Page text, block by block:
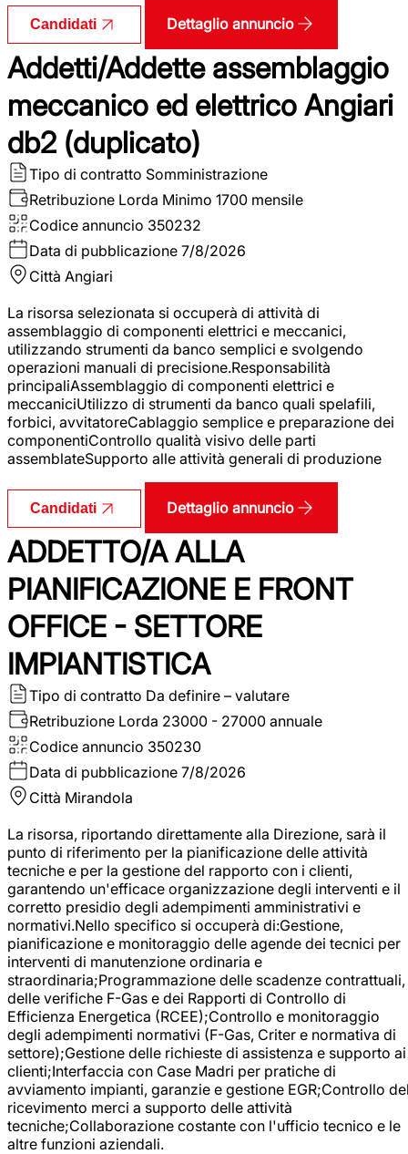
Candidati Dettaglio annuncio
Addetti/Addette assemblaggio
meccanico ed elettrico Angiari
db2 (duplicato)
Tipo di contratto Somministrazione
Retribuzione Lorda Minimo 1700 mensile
Codice annuncio 350232
Data di pubblicazione 7/8/2026
Città Angiari
La risorsa selezionata si occuperà di attività di
assemblaggio di componenti elettrici e meccanici,
utilizzando strumenti da banco semplici e svolgendo
operazioni manuali di precisione.Responsabilità
principaliAssemblaggio di componenti elettrici e
meccaniciUtilizzo di strumenti da banco quali spelafili,
forbici, avvitatoreCablaggio semplice e preparazione dei
componentiControllo qualità visivo delle parti
assemblateSupporto alle attività generali di produzione
Candidati Dettaglio annuncio
ADDETTO/A ALLA
PIANIFICAZIONE E FRONT
OFFICE - SETTORE
IMPIANTISTICA
Tipo di contratto Da definire – valutare
Retribuzione Lorda 23000 - 27000 annuale
Codice annuncio 350230
Data di pubblicazione 7/8/2026
Città Mirandola
La risorsa, riportando direttamente alla Direzione, sarà il
punto di riferimento per la pianificazione delle attività
tecniche e per la gestione del rapporto con i clienti,
garantendo un'efficace organizzazione degli interventi e il
corretto presidio degli adempimenti amministrativi e
normativi.Nello specifico si occuperà di:Gestione,
pianificazione e monitoraggio delle agende dei tecnici per
interventi di manutenzione ordinaria e
straordinaria;Programmazione delle scadenze contrattuali,
delle verifiche F-Gas e dei Rapporti di Controllo di
Efficienza Energetica (RCEE);Controllo e monitoraggio
degli adempimenti normativi (F-Gas, Criter e normativa di
settore);Gestione delle richieste di assistenza e supporto ai
clienti;Interfaccia con Case Madri per pratiche di
avviamento impianti, garanzie e gestione EGR;Controllo
ricevimento merci a supporto delle attività
tecniche;Collaborazione costante con l'ufficio tecnico e le
altre funzioni aziendali.